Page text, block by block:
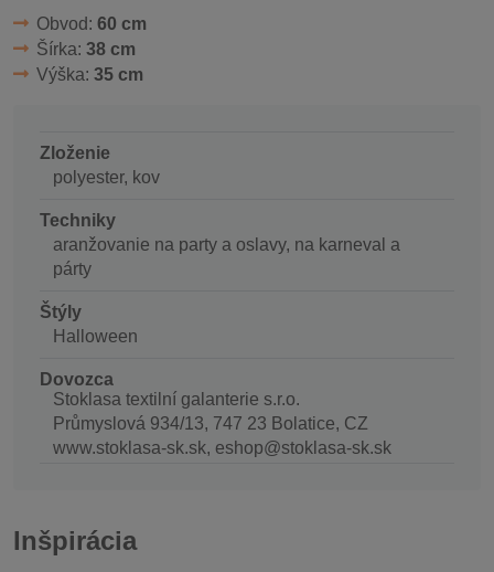
Obvod: 60 cm
Šírka: 38 cm
Výška: 35 cm
Zloženie
polyester, kov
Techniky
aranžovanie na party a oslavy, na karneval a
párty
Štýly
Halloween
Dovozca
Stoklasa textilní galanterie s.r.o.
Průmyslová 934/13, 747 23 Bolatice, CZ
www.stoklasa-sk.sk, eshop@stoklasa-sk.sk
Inšpirácia